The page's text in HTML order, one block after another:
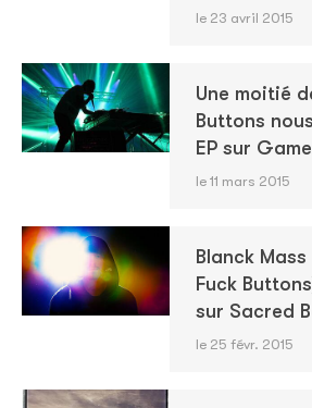
le 23 avril 2015
Une moitié
Buttons
EP sur
le 11 mars 2015
Blanck
Fuck
sur Sacred
le 25 févr. 2015